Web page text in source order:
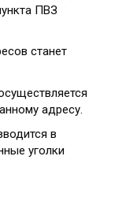
ПВЗ
станет
адресу.
в
уголки